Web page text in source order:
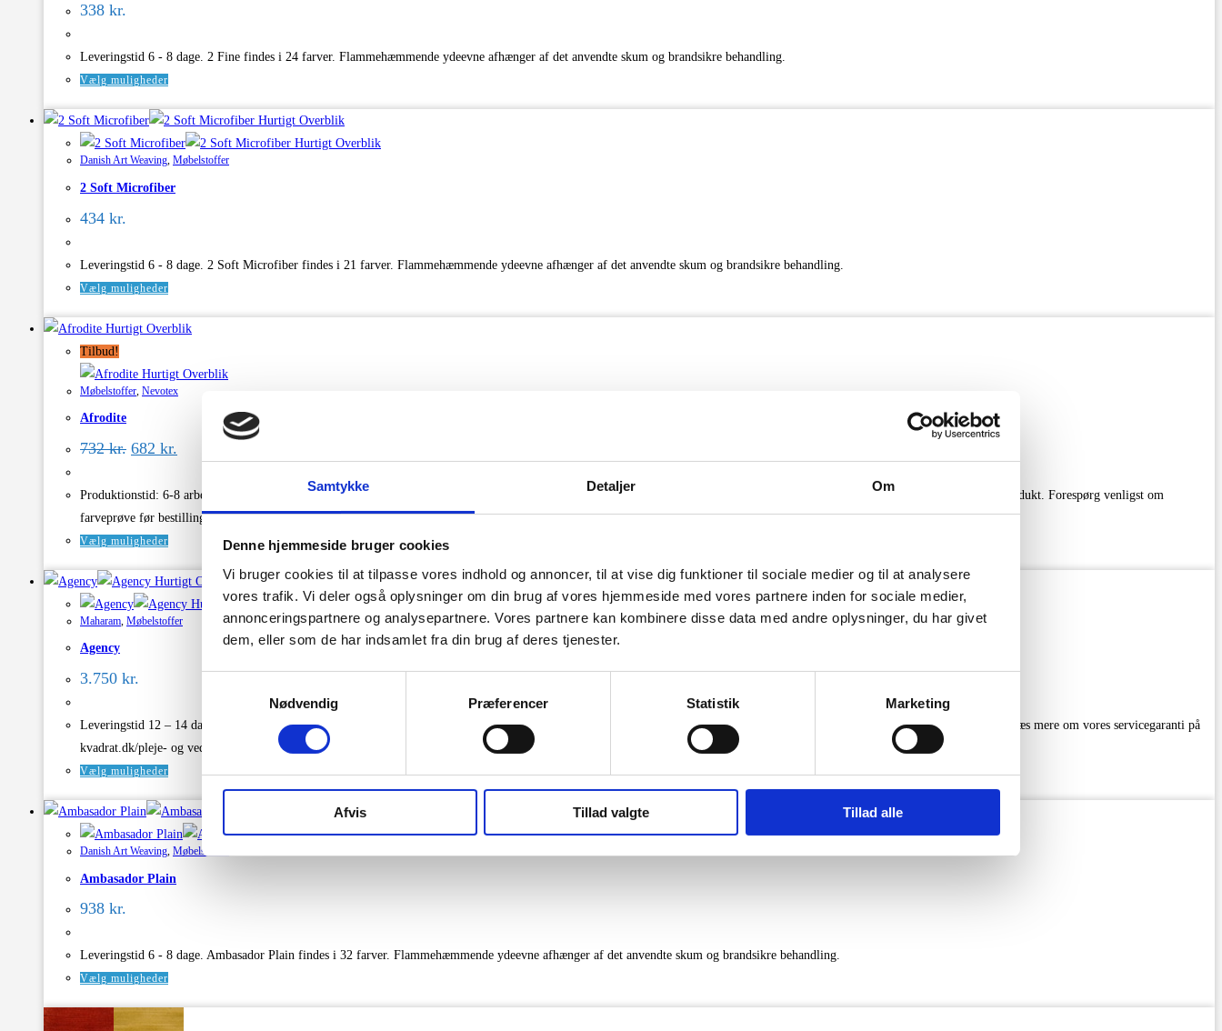
Samtykke Detaljer Om
Denne hjemmeside bruger cookies
Vi bruger cookies til at tilpasse vores indhold og annoncer, til at vise dig funktioner til sociale medier og til at analysere
vores trafik. Vi deler også oplysninger om din brug af vores hjemmeside med vores partnere inden for sociale medier,
annonceringspartnere og analysepartnere. Vores partnere kan kombinere disse data med andre oplysninger, du har givet
dem, eller som de har indsamlet fra din brug af deres tjenester.
Nødvendig
Præferencer Statistik Marketing
Afvis Tillad valgte Tillad alle
338 kr.
Leveringstid 6 - 8 dage. 2 Fine findes i 24 farver. Flammehæmmende ydeevne afhænger af det anvendte skum og brandsikre behandling.
Vælg muligheder
har
flere
varianter.
Mulighederne
på
varesiden
Hurtigt Overblik
Hurtigt Overblik
Danish Art Weaving, Møbelstoffer
2 Soft Microfiber
434 kr.
Leveringstid 6 - 8 dage. 2 Soft Microfiber findes i 21 farver. Flammehæmmende ydeevne afhænger af det anvendte skum og brandsikre behandling.
Vælg mulighederDette
har
varianter.
Mulighederne
vælges
varesiden
Hurtigt Overblik
Tilbud!
Hurtigt Overblik
Møbelstoffer Nevotex
Afrodite
732kr. Den
oprindelige
var:
732 kr..
682 kr.
aktuelle
er:
682 kr..
Produktionstid: 6-8 arbejdsdage + leveringstid 3-4 arbejdsdage Leveringstid ca. 6 – 8 arbejdsdage. Dimensioner er omtrentlige. Farver vist digitalt kan variere lidt fra det aktuelle produkt. Forespørg venligst om
farveprøve før bestilling.
Vælg muligheder
har
flere
varianter.
på
varesiden
Hurtigt Overblik
Hurtigt Overblik
Maharam, Møbelstoffer
Agency
3.750 kr.
Leveringstid 12 – 14 dage. Agency findes i 6 farver. Dimensioner er omtrentlige Farver vist digitalt kan variere lidt fra det aktuelle produkt. Forespørg venligst prøve før bestilling Læs mere om vores servicegaranti på
kvadrat.dk/pleje- og vedligeholdelse.
Vælg muligheder
har
flere
varianter.
Mulighederne
på
varesiden
Hurtigt Overblik
Hurtigt Overblik
Danish Art Weaving, Møbelstoffer
Ambasador Plain
938 kr.
Leveringstid 6 - 8 dage. Ambasador Plain findes i 32 farver. Flammehæmmende ydeevne afhænger af det anvendte skum og brandsikre behandling.
Vælg muligheder